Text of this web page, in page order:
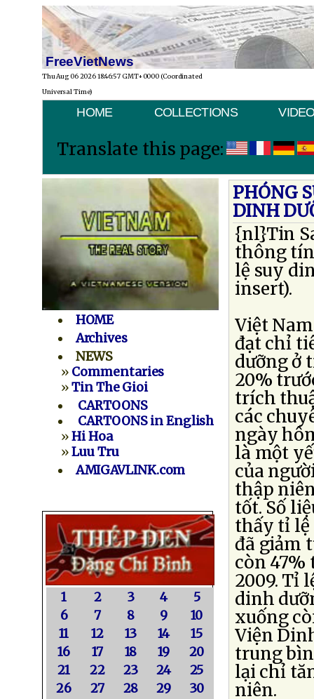
FreeVietNews
Thu Aug 06 2026 18:46:57 GMT+0000 (Coordinated
Universal Time)
HOME COLLECTIONS
Translate this page:
HOME
Archives
NEWS
» Commentaries
»Tin The Gioi
CARTOONS
CARTOONS in English
»Hi Hoa
»Luu Tru
AMIGAVLINK.com
1 2 3 4
5
6
7 8 9
10
11
12 13 14
15
16
17 18 19
20
21
22 23 24
25
26
27 28 29
30
PHÓNG
DINH
{nl}Tin
thông tín
lệ suy
insert).
Việt
đạt chỉ
dưỡng ở
20%
trích
các
ngày
là một
của
thập
tốt. Số
thấy tỉ lệ
đã giảm
còn 47%
2009. Tỉ
dinh
xuống
Viện
trung
lại chỉ
niên.